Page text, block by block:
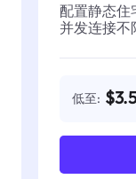
配置静态住
并发连接不
低至: